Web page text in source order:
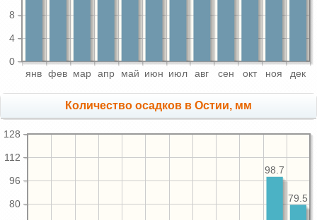
янв фев мар апр май июн июл авг сен окт ноя дек
0
4
8
Количество осадков в Остии, мм
80
96
112
128
79.5
98.7